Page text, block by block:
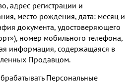
адрес регистрации и
место рождения, дата: месяц и
документа, удостоверяющего
номер мобильного телефона,
информация, содержащаяся в
Продавцом.
Персональные